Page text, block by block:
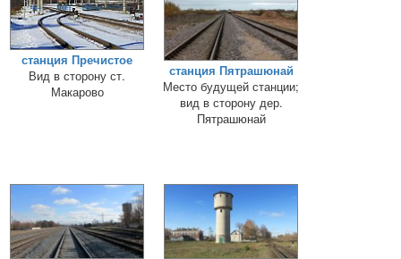
станция Пречистое
Вид в сторону ст.
Макарово
станция Пятрашюнай
Место будущей станции;
вид в сторону дер.
Пятрашюнай